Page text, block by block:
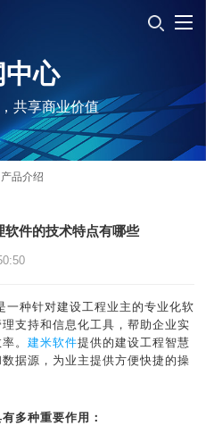
中心
共享商业价值
产品介绍
件的技术特点有哪些
种针对建设工程业主的专业化软
支持和信息化工具，帮助企业实
。 建米软件提供的建设工程智慧
据源，为业主提供方便快捷的操
多种重要作用：